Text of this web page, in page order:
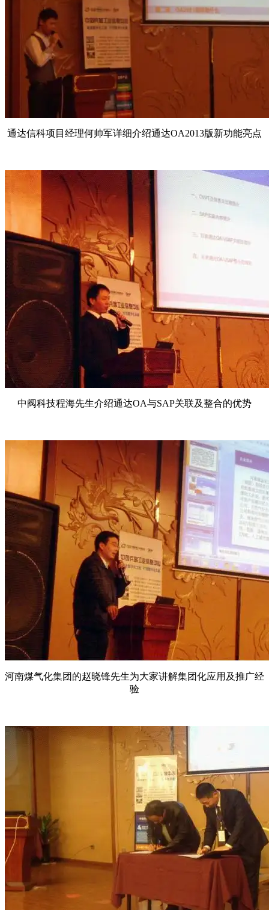
通达信科项目经理何帅军详细介绍通达OA2013版新功能亮点
中阀科技程海先生介绍通达OA与SAP关联及整合的优势
河南煤气化集团的赵晓锋先生为大家讲解集团化应用及推广经
验